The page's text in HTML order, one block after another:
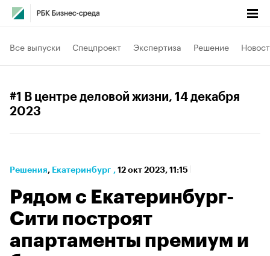
Все выпуски Спецпроект Экспертиза Решение
#1 В центре деловой жизни, 14 декабря
2023
Решения⁠, Екатеринбург , 12 окт 2023, 11:15
Рядом с Екатеринбург-
Cити построят
апартаменты премиум и